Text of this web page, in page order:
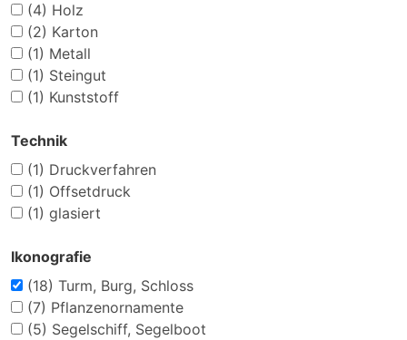
(4) Holz
(2) Karton
(1) Metall
(1) Steingut
(1) Kunststoff
Technik
(1) Druckverfahren
(1) Offsetdruck
(1) glasiert
Ikonografie
(18) Turm, Burg, Schloss
(7) Pflanzenornamente
(5) Segelschiff, Segelboot